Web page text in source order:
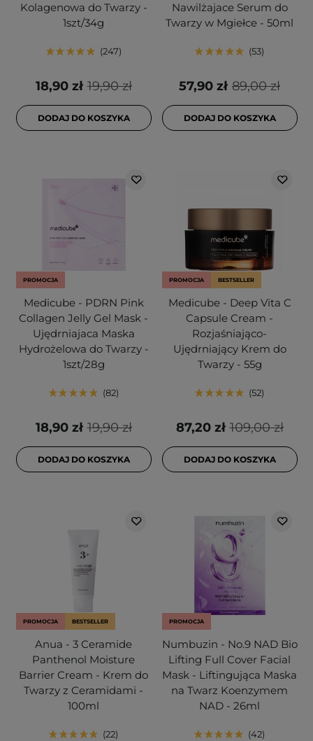
Kolagenowa do Twarzy -
1szt/34g
247
19,90 zł
18,90 zł
DODAJ DO KOSZYKA
Nawilżajace Serum do
Twarzy w Mgiełce - 50ml
53
89,00 zł
57,90 zł
DODAJ DO KOSZYKA
PROMOCJA
Medicube - PDRN Pink
Collagen Jelly Gel Mask -
Ujędrniajaca Maska
Hydrożelowa do Twarzy -
1szt/28g
82
19,90 zł
18,90 zł
DODAJ DO KOSZYKA
PROMOCJA BESTSELLER
Medicube - Deep Vita C
Capsule Cream -
Rozjaśniająco-
Ujędrniający Krem do
Twarzy - 55g
52
109,00 zł
87,20 zł
DODAJ DO KOSZYKA
PROMOCJA BESTSELLER
Anua - 3 Ceramide
Panthenol Moisture
Barrier Cream - Krem do
Twarzy z Ceramidami -
100ml
22
PROMOCJA
Numbuzin - No.9 NAD Bio
Lifting Full Cover Facial
Mask - Liftingująca Maska
na Twarz Koenzymem
NAD - 26ml
42